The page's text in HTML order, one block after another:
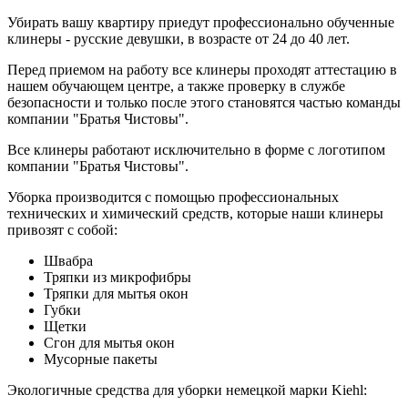
Убирать вашу квартиру приедут профессионально обученные
клинеры - русские девушки, в возрасте от 24 до 40 лет.
Перед приемом на работу все клинеры проходят аттестацию в
нашем обучающем центре, а также проверку в службе
безопасности и только после этого становятся частью команды
компании "Братья Чистовы".
Все клинеры работают исключительно в форме с логотипом
компании "Братья Чистовы".
Уборка производится с помощью профессиональных
технических и химический средств, которые наши клинеры
привозят с собой:
Швабра
Тряпки из микрофибры
Тряпки для мытья окон
Губки
Щетки
Сгон для мытья окон
Мусорные пакеты
Экологичные средства для уборки немецкой марки Kiehl: